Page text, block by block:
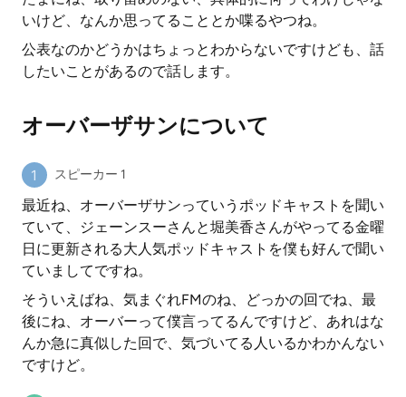
いけど、なんか思ってることとか喋るやつね。
公表なのかどうかはちょっとわからないですけども、話
したいことがあるので話します。
オーバーザサンについて
スピーカー 1
最近ね、オーバーザサンっていうポッドキャストを聞い
ていて、ジェーンスーさんと堀美香さんがやってる金曜
日に更新される大人気ポッドキャストを僕も好んで聞い
ていましてですね。
そういえばね、気まぐれFMのね、どっかの回でね、最
後にね、オーバーって僕言ってるんですけど、あれはな
んか急に真似した回で、気づいてる人いるかわかんない
ですけど。